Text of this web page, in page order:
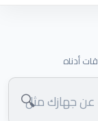
أدناه
🔍